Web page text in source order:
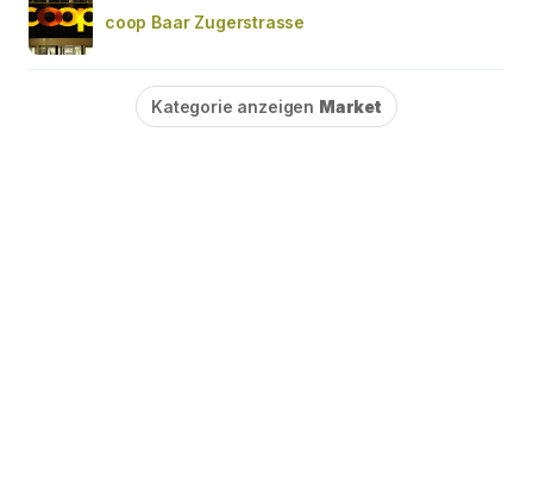
coop Baar Zugerstrasse
Kategorie anzeigen Market